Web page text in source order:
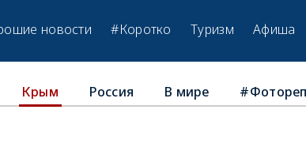
новости #Коротко Туризм Афиша
Крым Россия В мире #Фотореп